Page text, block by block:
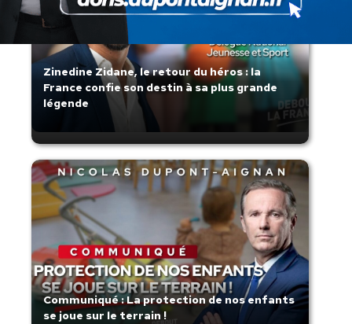
Zinedine Zidane, le retour du héros : la
France confie son destin à sa plus grande
légende
Communiqué : La protection de nos enfants
se joue sur le terrain !